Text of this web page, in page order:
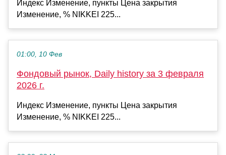
Индекс Изменение, пункты Цена закрытия
Изменение, % NIKKEI 225...
01:00, 10 Фев
Фондовый рынок, Daily history за 3 февраля
2026 г.
Индекс Изменение, пункты Цена закрытия
Изменение, % NIKKEI 225...